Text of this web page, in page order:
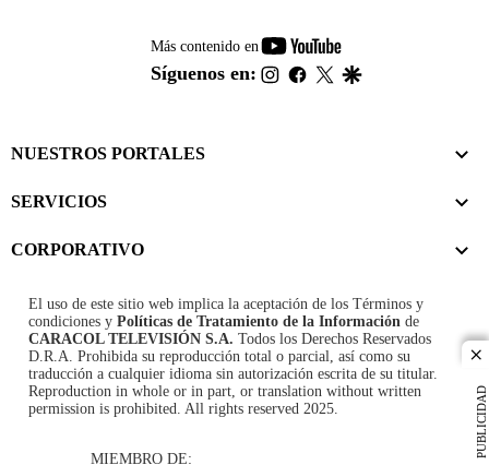
PUBLICIDAD
Más contenido en
youtube-
footer
Síguenos en: instagram
facebook
twitter
NUESTROS PORTALES
SERVICIOS
CORPORATIVO
El uso de este sitio web implica la aceptación de los Términos y
condiciones y Políticas de Tratamiento de la Información de
CARACOL TELEVISIÓN S.A. Todos los Derechos Reservados
D.R.A. Prohibida su reproducción total o parcial, así como su
traducción a cualquier idioma sin autorización escrita de su titular.
Reproduction in whole or in part, or translation without written
permission is prohibited. All rights reserved 2025.
MIEMBRO DE: